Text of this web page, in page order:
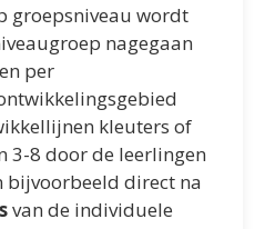
groepsniveau wordt
nagegaan
per
kleuters of
3-8 door de leerlingen
bijvoorbeeld direct na
van de individuele